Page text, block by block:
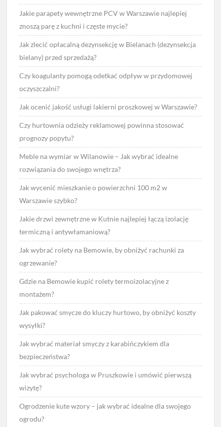
Jakie parapety wewnętrzne PCV w Warszawie najlepiej
znoszą parę z kuchni i częste mycie?
Jak zlecić opłacalną dezynsekcję w Bielanach (dezynsekcja
bielany) przed sprzedażą?
Czy koagulanty pomogą odetkać odpływ w przydomowej
oczyszczalni?
Jak ocenić jakość usługi lakierni proszkowej w Warszawie?
Czy hurtownia odzieży reklamowej powinna stosować
prognozy popytu?
Meble na wymiar w Wilanowie – Jak wybrać idealne
rozwiązania do swojego wnętrza?
Jak wycenić mieszkanie o powierzchni 100 m2 w
Warszawie szybko?
Jakie drzwi zewnętrzne w Kutnie najlepiej łączą izolację
termiczną i antywłamaniową?
Jak wybrać rolety na Bemowie, by obniżyć rachunki za
ogrzewanie?
Gdzie na Bemowie kupić rolety termoizolacyjne z
montażem?
Jak pakować smycze do kluczy hurtowo, by obniżyć koszty
wysyłki?
Jak wybrać materiał smyczy z karabińczykiem dla
bezpieczeństwa?
Jak wybrać psychologa w Pruszkowie i umówić pierwszą
wizytę?
Ogrodzenie kute wzory – jak wybrać idealne dla swojego
ogrodu?